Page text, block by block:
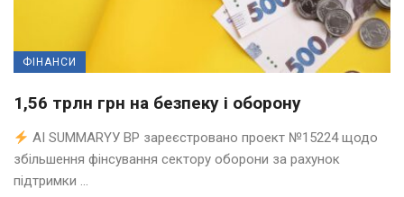
ФІНАНСИ
1,56 трлн грн на безпеку і оборону
AI SUMMARYУ ВР зареєстровано проект №15224 щодо
збільшення фінсування сектору оборони за рахунок
підтримки ...